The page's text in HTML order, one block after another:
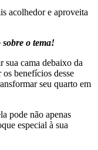
acolhedor e aproveita
o tema!
sua cama debaixo da
benefícios desse
seu quarto em
pode não apenas
especial à sua